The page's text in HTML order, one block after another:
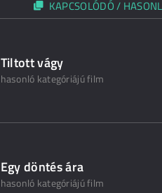
KAPCSOLÓDÓ /
Tiltott vágy
hasonló kategóriájú film
Egy döntés ára
hasonló kategóriájú film